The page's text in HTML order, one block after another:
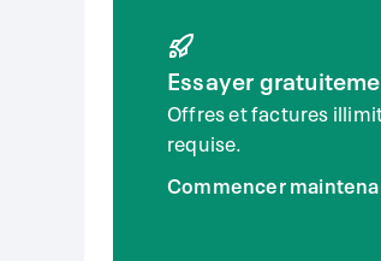
Essayer
Offres et factures
requise.
Commencer